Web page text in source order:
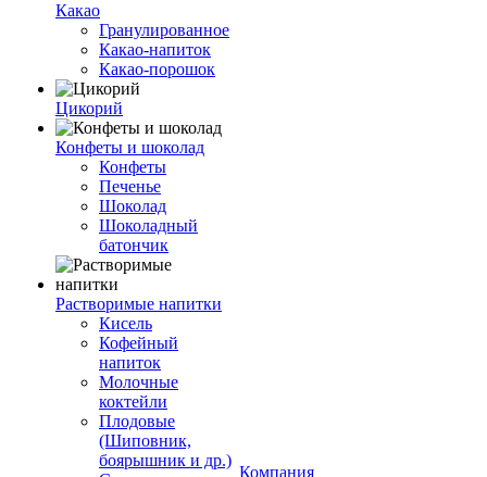
Какао
Гранулированное
Какао-напиток
Какао-порошок
Цикорий
Конфеты и шоколад
Конфеты
Печенье
Шоколад
Шоколадный
батончик
Растворимые напитки
Кисель
Кофейный
напиток
Молочные
коктейли
Плодовые
(Шиповник,
боярышник и др.)
Компания